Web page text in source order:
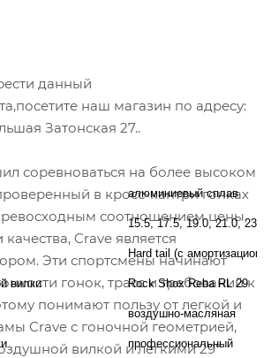
данный
наш магазин по адресу:
Затонская 27..
соревноваться на более высоком
в кросс-кантри гонках
соотношением цены,
Crave является
Эти спортсмены начинают
гонок, трасс и требований к
понимают пользу от легкой и
Crave с гоночной геометрией,
вилкой и легкими 29"
алюминиевый сплав
15.5, 17.5, 19.0, 21.0,
Hard tail (с
вилки Rock Shox Reba RL 29
воздушно-масляная
профессиональный